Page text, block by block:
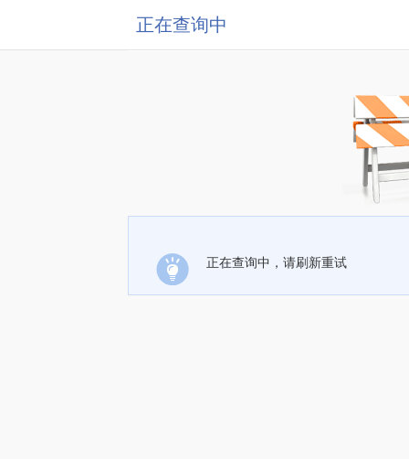
正在查询中
正在查询中，请刷新重试